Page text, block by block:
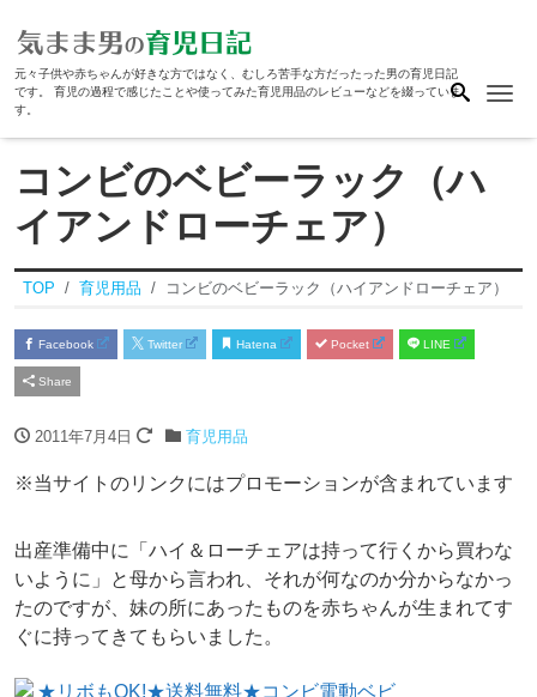
元々子供や赤ちゃんが好きな方ではなく、むしろ苦手な方だったった男の育児日記
です。 育児の過程で感じたことや使ってみた育児用品のレビューなどを綴っていま
す。
コンビのベビーラック（ハ
イアンドローチェア）
TOP 育児用品 コンビのベビーラック（ハイアンドローチェア）
Facebook Twitter Hatena Pocket LINE
Share
2011年7月4日 育児用品
※当サイトのリンクにはプロモーションが含まれています
出産準備中に「ハイ＆ローチェアは持って行くから買わな
いように」と母から言われ、それが何なのか分からなかっ
たのですが、妹の所にあったものを赤ちゃんが生まれてす
ぐに持ってきてもらいました。